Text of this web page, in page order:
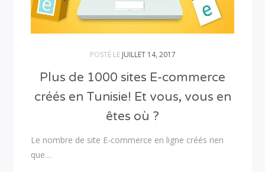
POSTÉ LE JUILLET 14, 2017
Plus de 1000 sites E-commerce
créés en Tunisie! Et vous, vous en
êtes où ?
Le nombre de site E-commerce en ligne créés rien
que…